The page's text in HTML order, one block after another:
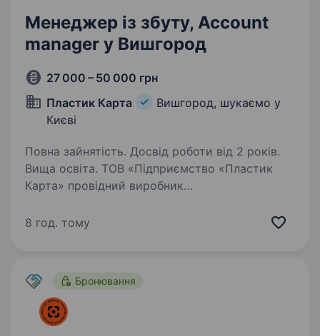
Менеджер із збуту, Account
manager у Вишгород
27 000 – 50 000 грн
Пластик Карта
Вишгород, шукаємо у
Києві
Повна зайнятість. Досвід роботи від 2 років.
Вища освіта. ТОВ «Підприємство «Пластик
Карта» провідний виробник
року. Наша компанія поєднує унікальні
8 год. тому
Бронювання